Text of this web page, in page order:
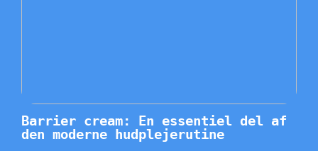
Barrier cream: En essentiel del af
den moderne hudplejerutine